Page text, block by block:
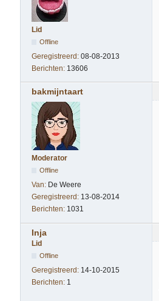
Lid
Offline
Geregistreerd: 08-08-2013
Berichten: 13606
bakmijntaart
Moderator
Offline
Van: De Weere
Geregistreerd: 13-08-2014
Berichten: 1031
Inja
Lid
Offline
Geregistreerd: 14-10-2015
Berichten: 1